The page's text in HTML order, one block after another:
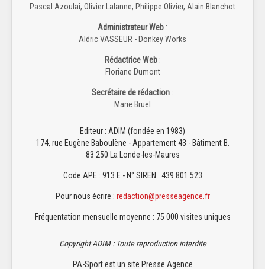
Pascal Azoulai, Olivier Lalanne, Philippe Olivier, Alain Blanchot
Administrateur Web :
Aldric VASSEUR - Donkey Works
Rédactrice Web:
Floriane Dumont
Secrétaire de rédaction :
Marie Bruel
Editeur : ADIM (fondée en 1983)
174, rue Eugène Baboulène - Appartement 43 - Bâtiment B.
83 250 La Londe-les-Maures
Code APE : 913 E - N° SIREN : 439 801 523
Pour nous écrire : redaction@presseagence.fr
Fréquentation mensuelle moyenne : 75 000 visites uniques
Copyright ADIM : Toute reproduction interdite
PA-Sport est un site Presse Agence